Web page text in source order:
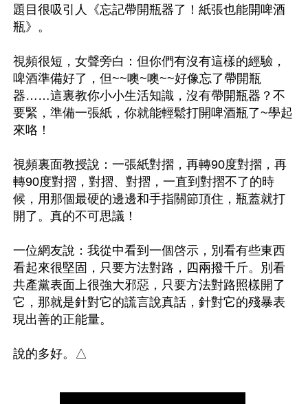
題目很吸引人《忘記帶開瓶器了！紙張也能開啤酒
瓶》。
視頻很短，女聲旁白：但你們有沒有這樣的經驗，
啤酒準備好了，但~~噢~噢~~好像忘了帶開瓶
器……這裏教你小小生活知識，沒有帶開瓶器？不
要緊，準備一張紙，你就能輕鬆打開啤酒瓶了~學起
來咯！
視頻裏面教授說：一張紙對摺，再轉90度對摺，再
轉90度對摺，對摺、對摺，一直到對摺不了的時
候，用那個最硬的邊邊和手指關節頂住，瓶蓋就打
開了。真的不可思議！
一位網友說：我從中看到一個啓示，別看有些東西
看起來很堅固，只要方法對路，四兩撥千斤。別看
共產黨表面上很強大邪惡，只要方法對路照樣開了
它，那就是針對它的謊言說真話，針對它的殘暴表
現出善的正能量。